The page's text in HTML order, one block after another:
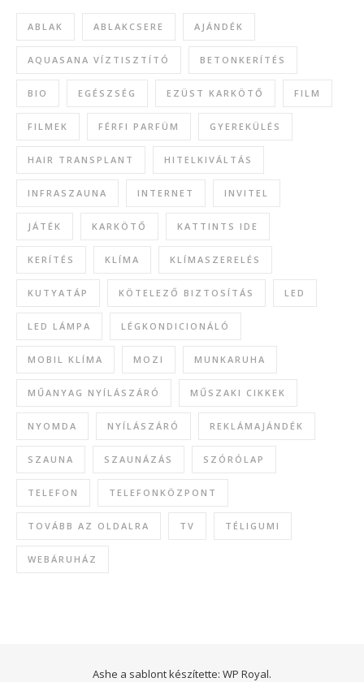
ABLAK ABLAKCSERE AJÁNDÉK
AQUASANA VÍZTISZTÍTÓ BETONKERÍTÉS
BIO EGÉSZSÉG EZÜST KARKÖTŐ FILM
FILMEK FÉRFI PARFÜM GYEREKÜLÉS
HAIR TRANSPLANT HITELKIVÁLTÁS
INFRASZAUNA INTERNET INVITEL
JÁTÉK KARKÖTŐ KATTINTS IDE
KERÍTÉS KLÍMA KLÍMASZERELÉS
KUTYATÁP KÖTELEZŐ BIZTOSÍTÁS LED
LED LÁMPA LÉGKONDICIONÁLÓ
MOBIL KLÍMA MOZI MUNKARUHA
MŰANYAG NYÍLÁSZÁRÓ MŰSZAKI CIKKEK
NYOMDA NYÍLÁSZÁRÓ REKLÁMAJÁNDÉK
SZAUNA SZAUNÁZÁS SZÓRÓLAP
TELEFON TELEFONKÖZPONT
TOVÁBB AZ OLDALRA TV TÉLIGUMI
WEBÁRUHÁZ
Ashe a sablont készítette: WP Royal.